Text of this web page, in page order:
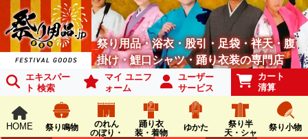
祭り用品・浴衣・股引・足袋・袢天・腹
掛け・鯉口シャツ・踊り衣装の専門店
エキスパー
ト 検索
マイ ユニフ
ォーム
ユーザー
サービス
カート
清算
HOME 祭り鳴物
のれん
のぼり・
踊り衣
装・着物
ゆかた
祭り半
天・シャ
祭り小物